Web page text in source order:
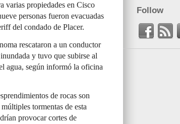
varias propiedades en Cisco
personas fueron evacuadas
del condado de Placer.
rescataron a un conductor
y tuvo que subirse al
agua, según informó la oficina
de rocas son
tormentas de esta
provocar cortes de
Follow